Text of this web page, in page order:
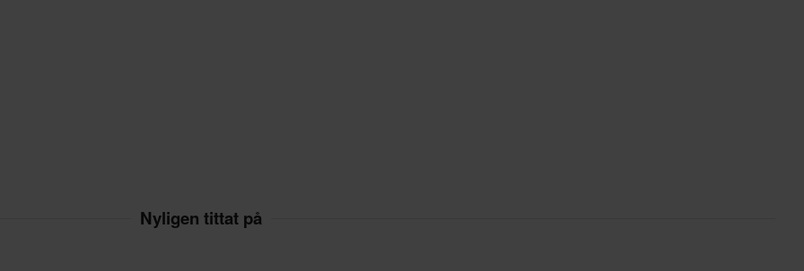
Nyligen tittat på